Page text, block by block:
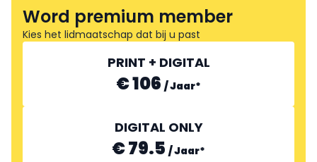
Word premium member
Kies het lidmaatschap dat bij u past
PRINT + DIGITAL
€ 106 /Jaar*
DIGITAL ONLY
€ 79.5 /Jaar*